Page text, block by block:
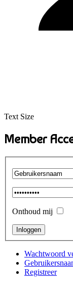
Text Size
Member
Onthoud mij
Wachtwoord
Registreer